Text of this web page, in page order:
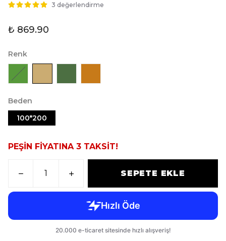
3 değerlendirme
₺ 869.90
Renk
Beden
100*200
PEŞİN FİYATINA 3 TAKSİT!
SEPETE EKLE